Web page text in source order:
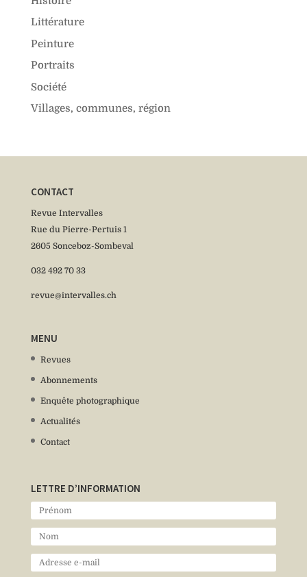
Littérature
Peinture
Portraits
Société
Villages, communes, région
CONTACT
Revue Intervalles
Rue du Pierre-Pertuis 1
2605 Sonceboz-Sombeval
032 492 70 33
revue@intervalles.ch
MENU
Revues
Abonnements
Enquête photographique
Actualités
Contact
LETTRE D’INFORMATION